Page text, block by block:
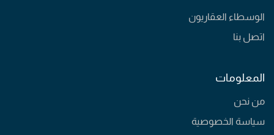
الوسطاء العقاريون
اتصل بنا
المعلومات
من نحن
سياسة الخصوصية